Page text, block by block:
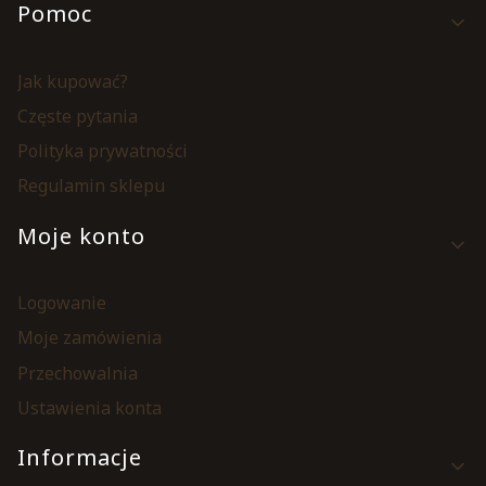
Pomoc
Jak kupować?
Częste pytania
Polityka prywatności
Regulamin sklepu
Moje konto
Logowanie
Moje zamówienia
Przechowalnia
Ustawienia konta
Informacje